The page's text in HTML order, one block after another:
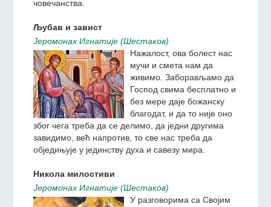
уређења. Све је, како им се чини, усмерено на то
да човеков живот постане бољи, лакши, богатији,
пунији и праведнији. Сама реч „прогрес“ постала
је синоним за „благо“, „добро“, за нешто
безусловно позитивно, добро и важно у животу
човечанства.
Љубав и завист
Jeромонах Игнатиjе (Шестаков)
Нажалост, ова болест нас
Господ свима бесплатно и
без мере даје божанску